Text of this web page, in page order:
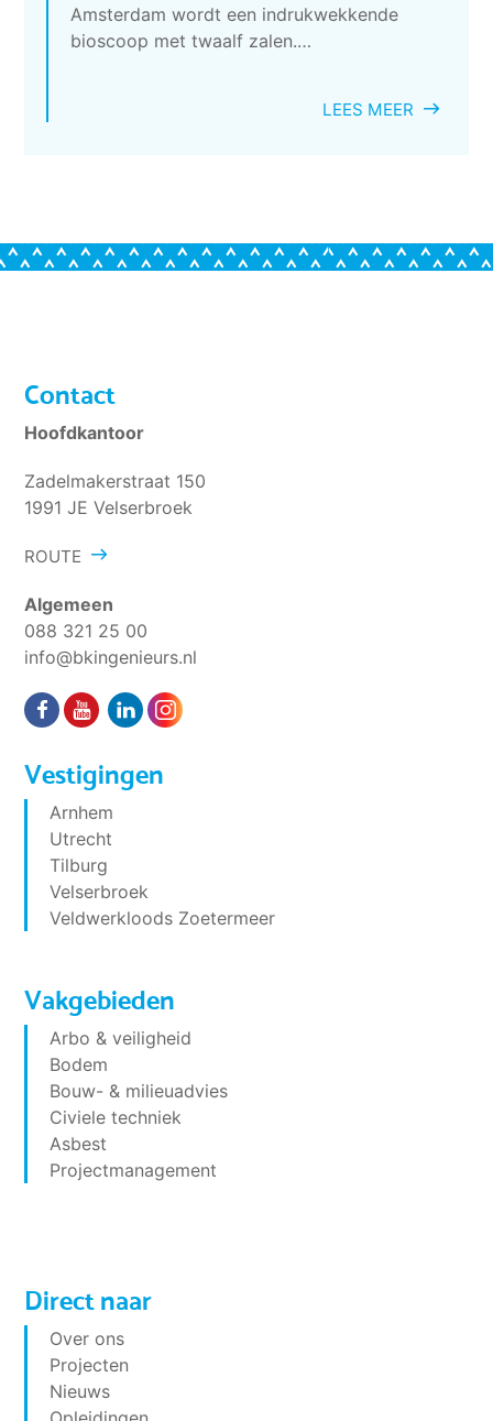
Amsterdam wordt een indrukwekkende
bioscoop met twaalf zalen.…
LEES MEER
Contact
Hoofdkantoor
Zadelmakerstraat 150
1991 JE Velserbroek
ROUTE
Algemeen
088 321 25 00
info@bkingenieurs.nl
Vestigingen
Arnhem
Utrecht
Tilburg
Velserbroek
Veldwerkloods Zoetermeer
Vakgebieden
Arbo & veiligheid
Bodem
Bouw- & milieuadvies
Civiele techniek
Asbest
Projectmanagement
Direct naar
Over ons
Projecten
Nieuws